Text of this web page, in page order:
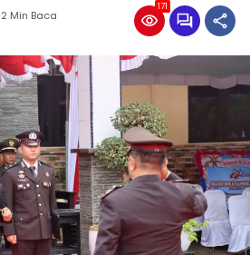
2 Min Baca
171